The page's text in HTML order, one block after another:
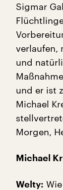
Sigmar
verlaufen,
und
und er ist
Michael
Morgen,
Michael
Welty: